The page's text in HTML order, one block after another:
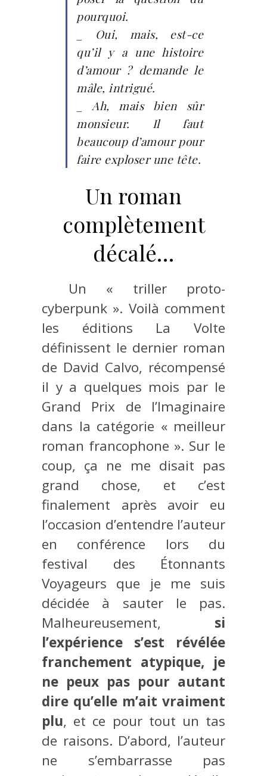
pourquoi.
_ Oui, mais, est-ce
qu’il y a une histoire
d’amour ? demande le
mâle, intrigué.
_ Ah, mais bien sûr
monsieur. Il faut
beaucoup d’amour pour
faire exploser une tête.
Un roman
complètement
décalé…
Un « triller proto-
cyberpunk ». Voilà comment
les éditions La Volte
définissent le dernier roman
de David Calvo, récompensé
il y a quelques mois par le
Grand Prix de l’Imaginaire
dans la catégorie « meilleur
roman francophone ». Sur le
coup, ça ne me disait pas
grand chose, et c’est
finalement après avoir eu
l’occasion d’entendre l’auteur
en conférence lors du
festival des Étonnants
Voyageurs que je me suis
décidée à sauter le pas.
Malheureusement, si
l’expérience s’est révélée
franchement atypique, je
ne peux pas pour autant
dire qu’elle m’ait vraiment
plu, et ce pour tout un tas
de raisons. D’abord, l’auteur
ne s’embarrasse pas